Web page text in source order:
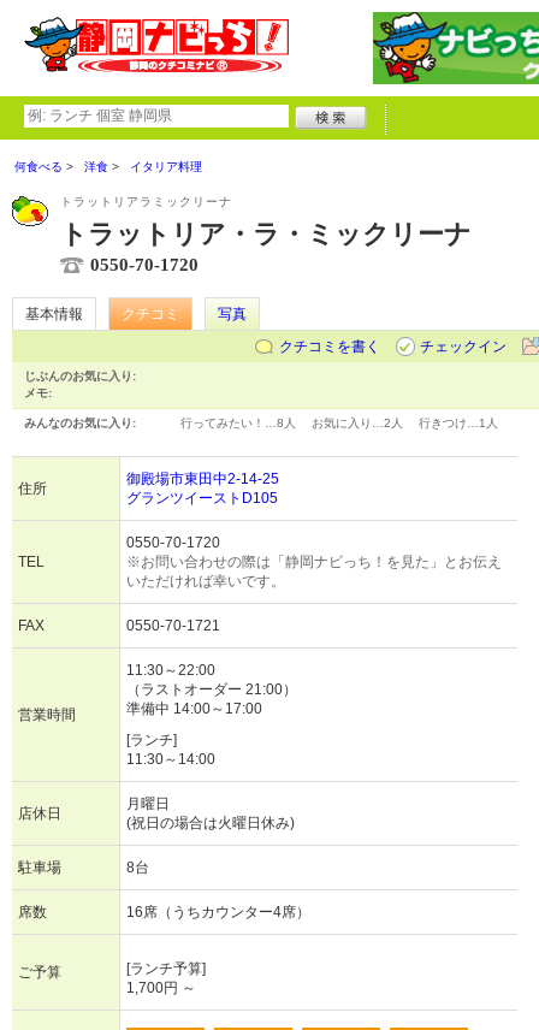
何食べる 洋食 イタリア料理
トラットリアラミックリーナ
トラットリア・ラ・ミックリーナ
0550-70-1720
基本情報 クチコミ
写真
クチコミを書く
チェックイン
じぶんのお気に入り:
メモ:
みんなのお気に入り: 行ってみたい！… 8人 お気に入り… 2人 行きつけ… 1人
住所
御殿場市東田中2-14-25
グランツイーストD105
TEL
0550-70-1720
※お問い合わせの際は「静岡ナビっち！を見た」とお伝え
いただければ幸いです。
FAX 0550-70-1721
営業時間
11:30～22:00
（ラストオーダー 21:00）
準備中 14:00～17:00
[ランチ]
11:30～14:00
店休日
月曜日
(祝日の場合は火曜日休み)
駐車場 8台
席数 16席（うちカウンター4席）
ご予算
[ランチ予算]
1,700円 ～